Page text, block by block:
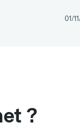
01/
?